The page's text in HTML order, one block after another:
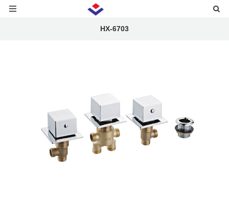
HX-6703